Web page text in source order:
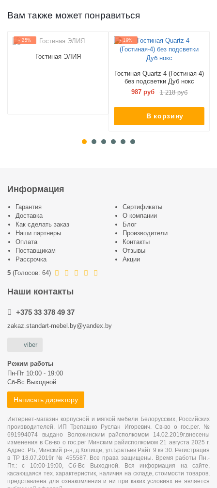
Вам также может понравиться
- 25%
Гостиная ЭЛИЯ
- 19%
Гостиная Quartz-4 (Гостиная-4)
без подсветки Дуб нокс
987 руб
1 218 руб
В корзину
Информация
Гарантия
Доставка
Как сделать заказ
Наши партнеры
Оплата
Поставщикам
Рассрочка
Сертификаты
О компании
Блог
Производители
Контакты
Отзывы
Акции
5 (Голосов: 64)
Наши контакты
+375 33 378 49 37
zakaz.standart-mebel.by@yandex.by
viber
Режим работы
Пн-Пт 10:00 - 19:00
Сб-Вс Выходной
Написать директору
Интернет-магазин корпусной и мягкой мебели Белорусских, Российских
производителей. ИП Трепашко Руслан Игоревич. Св-во о гос.рег. №
691994074 выдано Воложинским райсполкомом 14.02.2019г.внесены
изменения в Св-во о гос.рег Минским райисполкомом 21 августа 2025 г.
Адрес: РБ, Минский р-н, д.Копище, ул.Братьев Райт 9 кв 30. Регистрация
в ТР 18.07.2019г № 455587. Все права защищены. Время работы Пн.-
Пт.: с 10:00-19:00, Сб-Вс Выходной. Вся информация на сайте,
касающаяся тех. характеристик, наличия на складе, стоимости товаров,
представлена для ознакомления и ни при каких условиях не является